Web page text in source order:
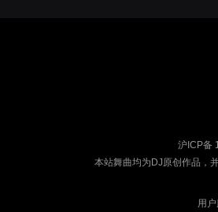
沪ICP备
本站舞曲均为DJ原创作品，
用